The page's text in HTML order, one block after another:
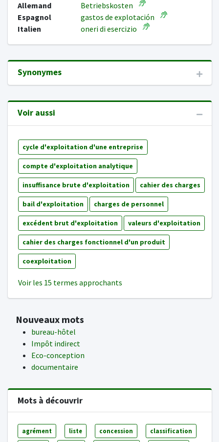
Allemand
Betriebskosten
Espagnol
gastos de explotación
Italien
oneri di esercizio
Synonymes
Voir aussi
cycle d'exploitation d'une entreprise
compte d'exploitation analytique
insuffisance brute d'exploitation cahier des charges
bail d'exploitation charges de personnel
excédent brut d'exploitation valeurs d'exploitation
cahier des charges fonctionnel d'un produit
coexploitation
Voir les 15 termes approchants
Nouveaux mots
bureau-hôtel
Impôt indirect
Eco-conception
documentaire
Mots à découvrir
agrément liste concession classification